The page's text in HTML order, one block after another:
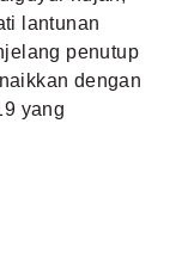
lantunan
penutup
dengan
yang